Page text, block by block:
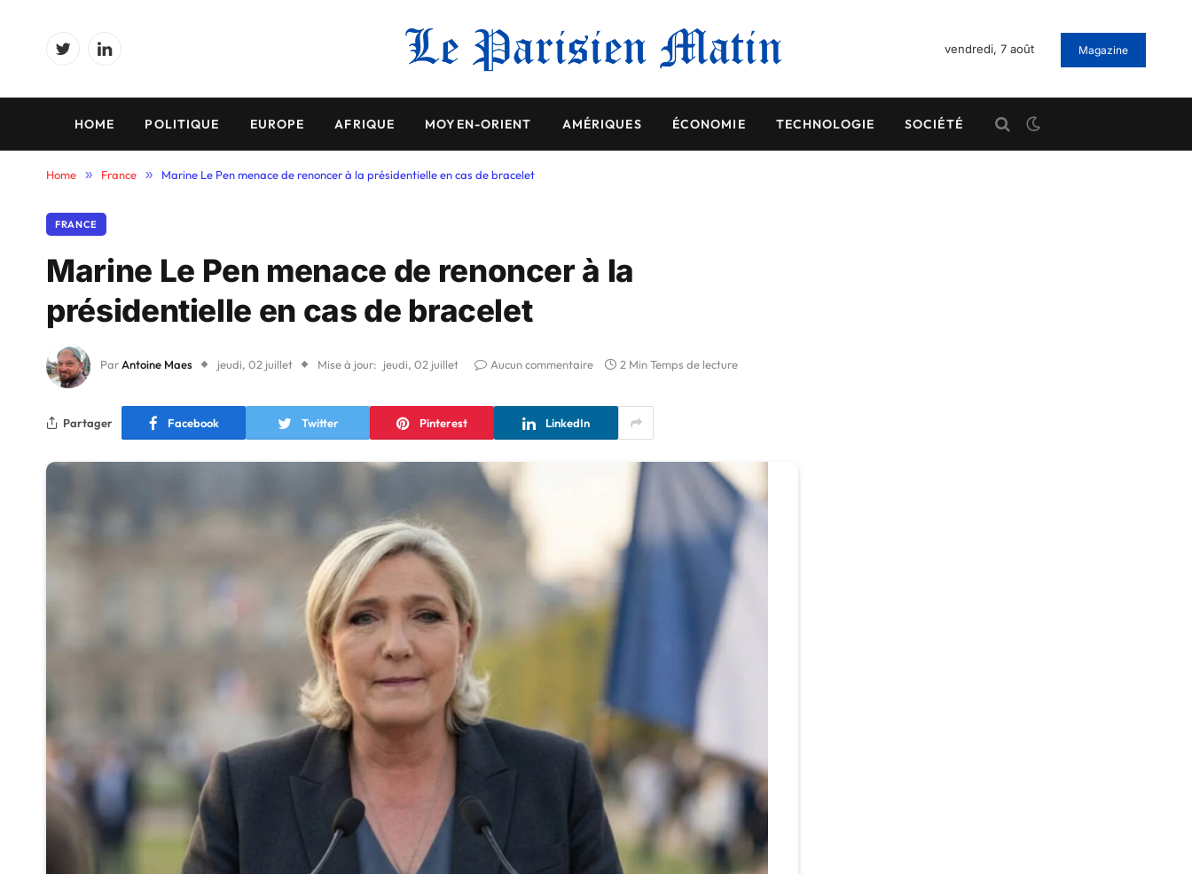
TwitterLinkedIn
vendredi, 7 août Magazine
HOME POLITIQUE EUROPE AFRIQUE MOYEN-ORIENT AMÉRIQUES ÉCONOMIE TECHNOLOGIE SOCIÉTÉ
Home » France » Marine Le Pen menace de renoncer à la présidentielle en cas de bracelet
FRANCE
Marine Le Pen menace de renoncer à la
présidentielle en cas de bracelet
Par Antoine Maes jeudi, 02 juillet Mise à jour: jeudi, 02 juillet Aucun commentaire 2 Min Temps de lecture
Partager Facebook Twitter Pinterest LinkedIn